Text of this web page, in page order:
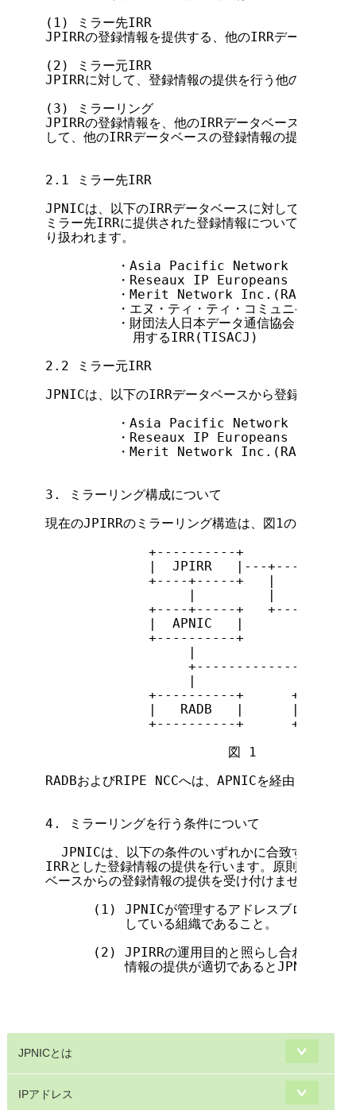
(1) ミラー先IRR
JPIRRの登録情報を提供する、他のIRRデータベース
(2) ミラー元IRR
JPIRRに対して、登録情報の提供を行う他のIRRデー
(3) ミラーリング
JPIRRの登録情報を、他のIRRデータベースに提供
して、他のIRRデータベースの登録情報の提供を行う
2.1 ミラー先IRR
JPNICは、以下のIRRデータベースに対してJPIRRの
ミラー先IRRに提供された登録情報については、ミ
り扱われます。
・Asia Pacific Network
・Reseaux IP Europeans
         ・Merit Network Inc.(RADB)
・エヌ・ティ・ティ・コミュニケーショ
・財団法人日本データ通信協会  テレコ
           用するIRR(TISACJ)
2.2 ミラー元IRR
JPNICは、以下のIRRデータベースから登録情報の提
・Asia Pacific Network
・Reseaux IP Europeans
         ・Merit Network Inc.(RADB)
3. ミラーリング構成について
現在のJPIRRのミラーリング構造は、図1の通りです
+----------+
|  JPIRR   |---+---|
+----+-----+   |
|         |
+----+-----+   +---|
|  APNIC   |
             +----------+
                  |
                  +-----------------+
                  |                 |
+----------+
|   RADB   |      | RIPE
+----------+
                       図 1
RADBおよびRIPE NCCへは、APNICを経由してミラ
4. ミラーリングを行う条件について
JPNICは、以下の条件のいずれかに合致する場合
IRRとした登録情報の提供を行います。原則として
ベースからの登録情報の提供を受け付けません。
(1) JPNICが管理するアドレスブロック、も
          している組織であること。
(2) JPIRRの運用目的と照らし合わせ、
情報の提供が適切であるとJPNICが判断
JPNICとは
IPアドレス